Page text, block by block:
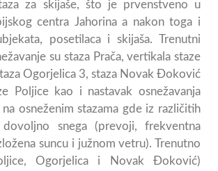
za skijaše, što je prvenstveno u
centra Jahorina a nakon toga i
posetilaca i skijaša. Trenutni
su staza Prača, vertikala staze
Ogorjelica 3, staza Novak Đoković
Poljice kao i nastavak osnežavanja
osneženim stazama gde iz različitih
dovoljno snega (prevoji, frekventna
suncu i južnom vetru). Trenutno
Ogorjelica i Novak Đoković)